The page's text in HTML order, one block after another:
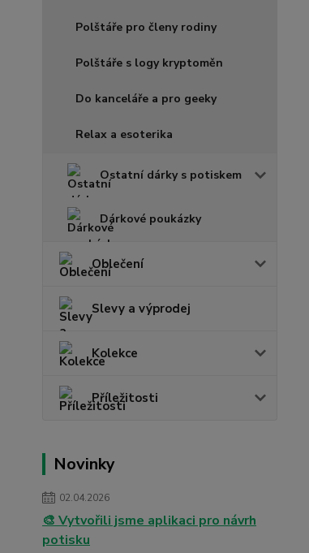
Polštáře pro členy rodiny
Polštáře s logy kryptoměn
Do kanceláře a pro geeky
Relax a esoterika
Ostatní dárky s potiskem
Dárkové poukázky
Oblečení
Slevy a výprodej
Kolekce
Příležitosti
Novinky
02.04.2026
🎨 Vytvořili jsme aplikaci pro návrh
potisku